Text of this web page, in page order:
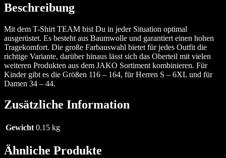
Beschreibung
Mit dem T-Shirt TEAM bist Du in jeder Situation optimal
ausgerüstet. Es besteht aus Baumwolle und garantiert einen hohen
Tragekomfort. Die große Farbauswahl bietet für jedes Outfit die
richtige Variante, darüber hinaus lässt sich das Oberteil mit vielen
weiteren Produkten aus dem JAKO Sortiment kombinieren. Für
Kinder gibt es die Größen 116 – 164, für Herren S – 6XL und für
Damen 34 – 44.
Zusätzliche Information
Gewicht 0.15 kg
Ähnliche Produkte